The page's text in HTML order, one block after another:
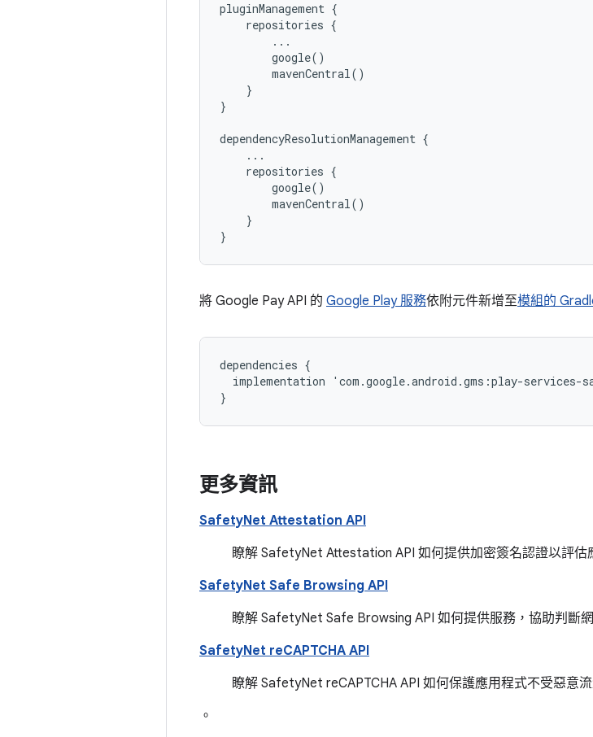
pluginManagement {
    repositories {
        ...
        google()
        mavenCentral()
    }
}
dependencyResolutionManagement {
    ...
    repositories {
        google()
        mavenCentral()
    }
將 Google Pay API 的 Google Play 服務依附元件新增至模組的
dependencies {
implementation
' com .google.android .gms :play-services-
}
更多資訊
SafetyNet Attestation API
瞭解 SafetyNet Attestation API 如何提供加密簽名認證以評估
SafetyNet Safe Browsing API
瞭解 SafetyNet Safe Browsing API 如何提供服務，協助判斷
SafetyNet reCAPTCHA API
瞭解 SafetyNet reCAPTCHA API 如何保護應用程式不受惡意
。